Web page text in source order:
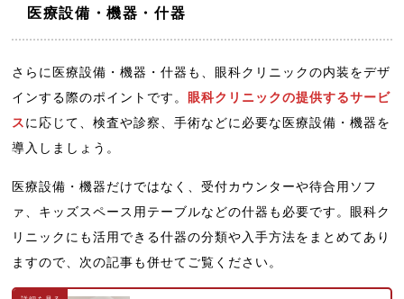
医療設備・機器・什器
さらに医療設備・機器・什器も、眼科クリニックの内装をデザ
インする際のポイントです。 眼科クリニックの提供するサービ
スに応じて、検査や診察、手術などに必要な医療設備・機器を
導入しましょう。
医療設備・機器だけではなく、受付カウンターや待合用ソフ
ァ、キッズスペース用テーブルなどの什器も必要です。眼科ク
リニックにも活用できる什器の分類や入手方法をまとめてあり
ますので、次の記事も併せてご覧ください。